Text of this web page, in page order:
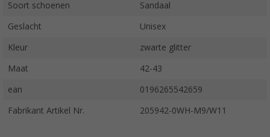
Soort schoenen Sandaal
Geslacht Unisex
Kleur zwarte glitter
Maat 42-43
ean 0196265542659
Fabrikant Artikel Nr. 205942-0WH-M9/W11